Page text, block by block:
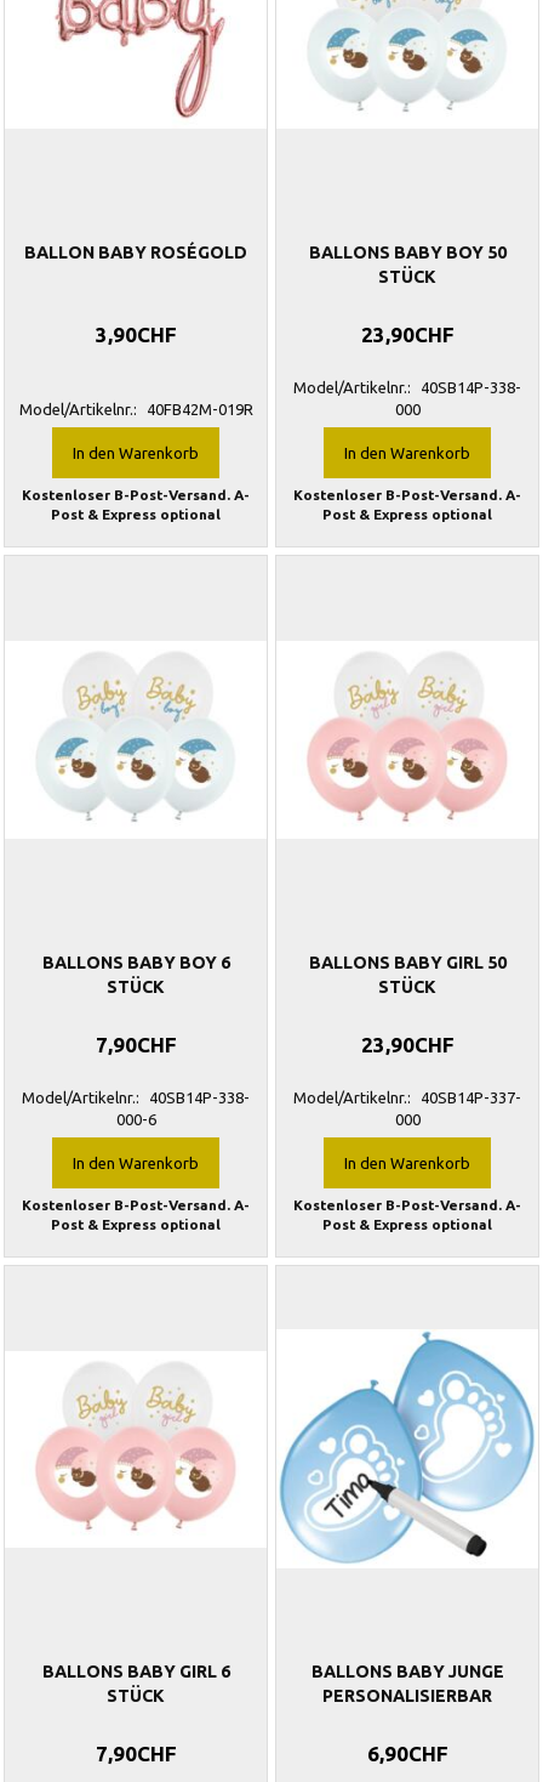
BALLON BABY ROSÉGOLD
3,90CHF
Model/Artikelnr.: 40FB42M-019R
In den Warenkorb
Kostenloser B-Post-Versand. A-
Post & Express optional
BALLONS BABY BOY 50
STÜCK
23,90CHF
Model/Artikelnr.:
40SB14P-338-
000
In den Warenkorb
Kostenloser B-Post-Versand. A-
Post & Express optional
BALLONS BABY BOY 6
STÜCK
7,90CHF
Model/Artikelnr.:
40SB14P-338-
000-6
In den Warenkorb
Kostenloser B-Post-Versand. A-
Post & Express optional
BALLONS BABY GIRL 50
STÜCK
23,90CHF
Model/Artikelnr.:
40SB14P-337-
000
In den Warenkorb
Kostenloser B-Post-Versand. A-
Post & Express optional
BALLONS BABY GIRL 6
STÜCK
7,90CHF
BALLONS BABY JUNGE
PERSONALISIERBAR
6,90CHF